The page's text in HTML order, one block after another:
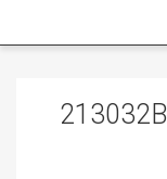
213032B